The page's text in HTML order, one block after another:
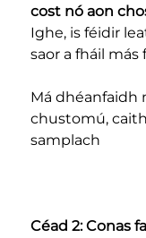
cost nó aon
Ighe, is féidir
saor a fháil
Má dhéanfaidh
chustomú,
samplach
Céad 2: Conas